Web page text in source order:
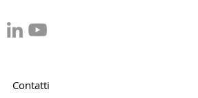
Contatti